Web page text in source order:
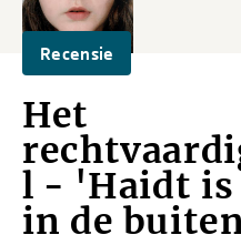
Recensie
Het
l - 'Haidt is
in de